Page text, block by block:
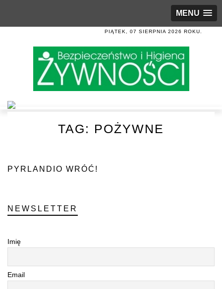
MENU
PIĄTEK, 07 SIERPNIA 2026 ROKU.
TAG: POŻYWNE
PYRLANDIO WRÓĆ!
NEWSLETTER
Imię
Email